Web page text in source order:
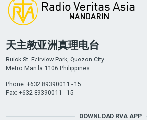
天主教亚洲真理电台
Buick St. Fairview Park, Quezon City
Metro Manila 1106 Philippines
Phone: +632 89390011 - 15
Fax: +632 89390011 - 15
DOWNLOAD RVA APP